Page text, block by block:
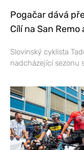
Pogačar dává
Cílí na San Remo
Slovinský cyklista
nadcházející sezonu